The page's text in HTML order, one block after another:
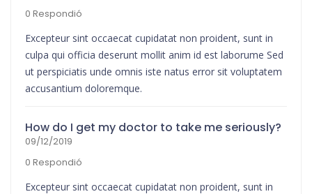
0 Respondió
Excepteur sint occaecat cupidatat non proident, sunt in
culpa qui officia deserunt mollit anim id est laborume Sed
ut perspiciatis unde omnis iste natus error sit voluptatem
accusantium doloremque.
How do I get my doctor to take me seriously?
09/12/2019
0 Respondió
Excepteur sint occaecat cupidatat non proident, sunt in